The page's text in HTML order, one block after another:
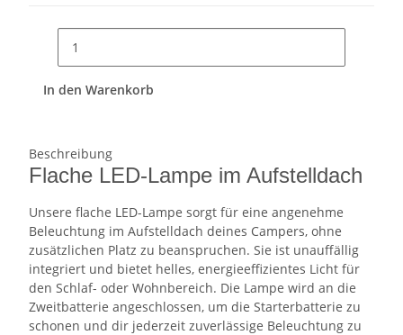
In den Warenkorb
Beschreibung
Flache LED-Lampe im Aufstelldach
Unsere flache LED-Lampe sorgt für eine angenehme
Beleuchtung im Aufstelldach deines Campers, ohne
zusätzlichen Platz zu beanspruchen. Sie ist unauffällig
integriert und bietet helles, energieeffizientes Licht für
den Schlaf- oder Wohnbereich. Die Lampe wird an die
Zweitbatterie angeschlossen, um die Starterbatterie zu
schonen und dir jederzeit zuverlässige Beleuchtung zu